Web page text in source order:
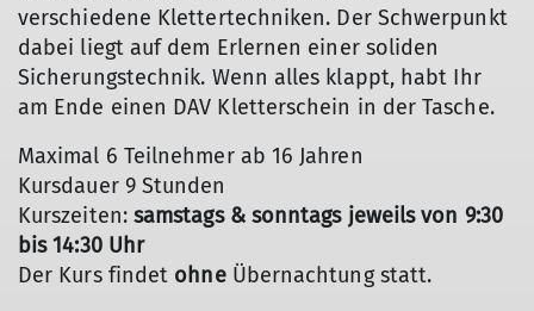
verschiedene Klettertechniken. Der Schwerpunkt
dabei liegt auf dem Erlernen einer soliden
Sicherungstechnik. Wenn alles klappt, habt Ihr
am Ende einen DAV Kletterschein in der Tasche.
Maximal 6 Teilnehmer ab 16 Jahren
Kursdauer 9 Stunden
Kurszeiten: samstags & sonntags jeweils von 9:30
bis 14:30 Uhr
Der Kurs findet ohneÜbernachtung statt.